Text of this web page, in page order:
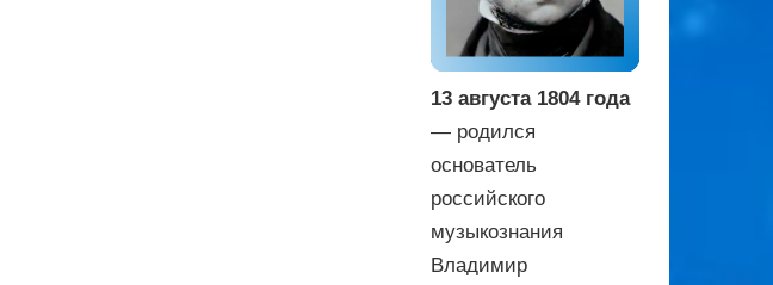
13 августа 1804 года
— родился
основатель
российского
музыкознания
Владимир